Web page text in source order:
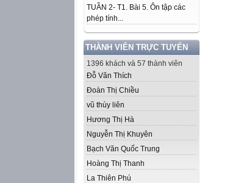
TUẦN 2- T1. Bài 5. Ôn tập các
phép tính...
THÀNH VIÊN TRỰC TUYẾN
1396 khách và 57 thành viên
Đỗ Văn Thích
Đoàn Thị Chiều
vũ thùy liên
Hương Thị Hà
Nguyễn Thị Khuyên
Bạch Văn Quốc Trung
Hoàng Thị Thanh
La Thiên Phú